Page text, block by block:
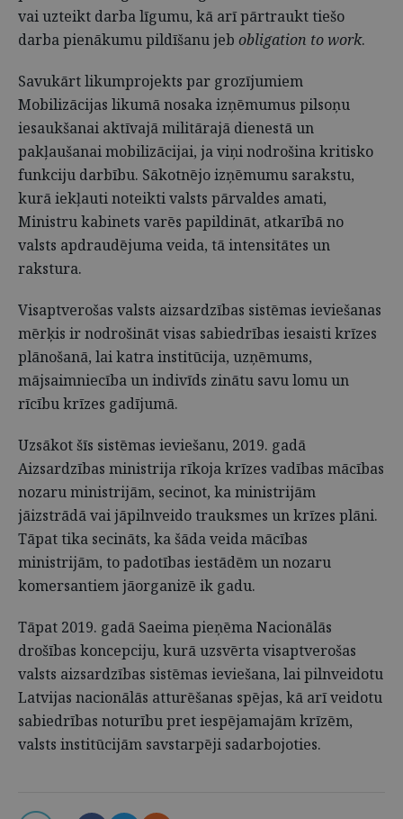
vai uzteikt darba līgumu, kā arī pārtraukt tiešo
darba pienākumu pildīšanu jeb obligation to work.
Savukārt likumprojekts par grozījumiem
Mobilizācijas likumā nosaka izņēmumus pilsoņu
iesaukšanai aktīvajā militārajā dienestā un
pakļaušanai mobilizācijai, ja viņi nodrošina kritisko
funkciju darbību. Sākotnējo izņēmumu sarakstu,
kurā iekļauti noteikti valsts pārvaldes amati,
Ministru kabinets varēs papildināt, atkarībā no
valsts apdraudējuma veida, tā intensitātes un
rakstura.
Visaptverošas valsts aizsardzības sistēmas ieviešanas
mērķis ir nodrošināt visas sabiedrības iesaisti krīzes
plānošanā, lai katra institūcija, uzņēmums,
mājsaimniecība un indivīds zinātu savu lomu un
rīcību krīzes gadījumā.
Uzsākot šīs sistēmas ieviešanu, 2019. gadā
Aizsardzības ministrija rīkoja krīzes vadības mācības
nozaru ministrijām, secinot, ka ministrijām
jāizstrādā vai jāpilnveido trauksmes un krīzes plāni.
Tāpat tika secināts, ka šāda veida mācības
ministrijām, to padotības iestādēm un nozaru
komersantiem jāorganizē ik gadu.
Tāpat 2019. gadā Saeima pieņēma Nacionālās
drošības koncepciju, kurā uzsvērta visaptverošas
valsts aizsardzības sistēmas ieviešana, lai pilnveidotu
Latvijas nacionālās atturēšanas spējas, kā arī veidotu
sabiedrības noturību pret iespējamajām krīzēm,
valsts institūcijām savstarpēji sadarbojoties.